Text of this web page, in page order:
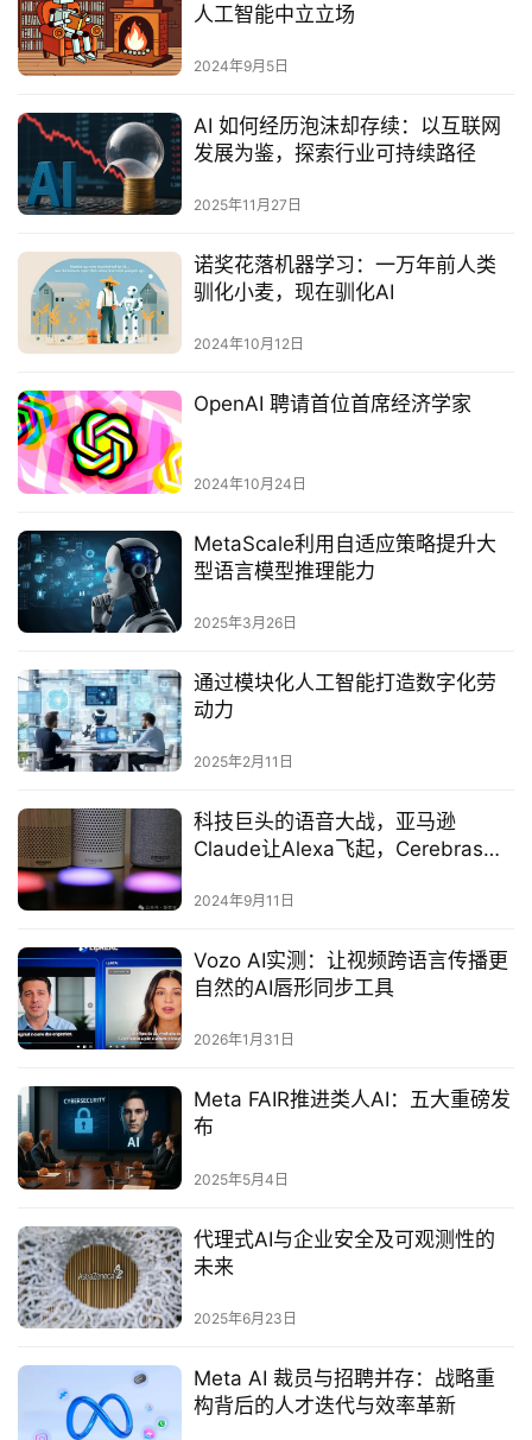
人工智能中立立场
2024年9月5日
AI 如何经历泡沫却存续：以互联网
发展为鉴，探索行业可持续路径
2025年11月27日
诺奖花落机器学习：一万年前人类
驯化小麦，现在驯化AI
2024年10月12日
OpenAI 聘请首位首席经济学家
2024年10月24日
MetaScale利用自适应策略提升大
型语言模型推理能力
2025年3月26日
通过模块化人工智能打造数字化劳
动力
2025年2月11日
科技巨头的语音大战，亚马逊
Claude让Alexa飞起，Cerebras速
2024年9月11日
Vozo AI实测：让视频跨语言传播更
自然的AI唇形同步工具
2026年1月31日
Meta FAIR推进类人AI：五大重磅发
布
2025年5月4日
代理式AI与企业安全及可观测性的
未来
2025年6月23日
Meta AI 裁员与招聘并存：战略重
构背后的人才迭代与效率革新